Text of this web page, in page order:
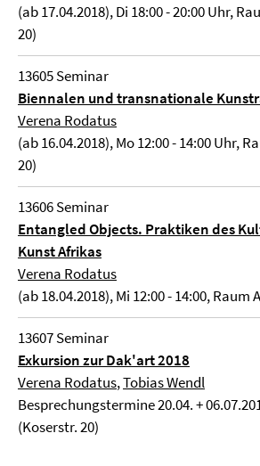
(ab 17.04.2018), Di 18:00 - 20:00 Uhr,
20)
13605 Seminar
Biennalen und transnationale
Verena Rodatus
(ab 16.04.2018), Mo 12:00 - 14:00 Uhr,
20)
13606 Seminar
Entangled Objects. Praktiken des
Kunst Afrikas
Verena Rodatus
(ab 18.04.2018), Mi 12:00 - 14:00, Raum
13607 Seminar
Exkursion zur Dak'art 2018
Verena Rodatus,Tobias Wendl
Besprechungstermine 20.04. +
(Koserstr. 20)